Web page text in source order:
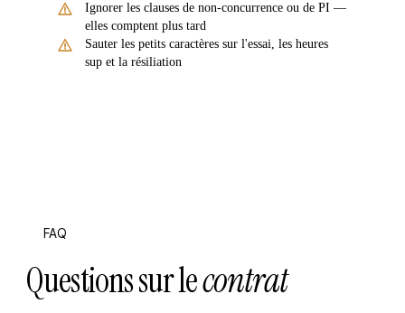
Ignorer les clauses de non-concurrence ou de PI —
elles comptent plus tard
Sauter les petits caractères sur l'essai, les heures
sup et la résiliation
FAQ
Questions sur lecontrat